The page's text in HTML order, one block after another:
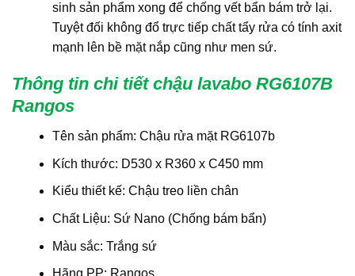
sinh sản phẩm xong để chống vết bẩn bám trở lại.
Tuyệt đối không đổ trực tiếp chất tẩy rửa có tính axit
mạnh lên bề mặt nắp cũng như men sứ.
Thông tin chi tiết chậu lavabo RG6107B
Rangos
Tên sản phẩm: Chậu rửa mặt RG6107b
Kích thước: D530 x R360 x C450 mm
Kiểu thiết kế: Chậu treo liền chân
Chất Liệu: Sứ Nano (Chống bám bẩn)
Màu sắc: Trắng sứ